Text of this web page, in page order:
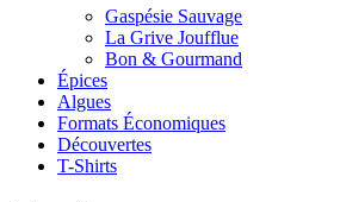
Gaspésie Sauvage
La Grive Joufflue
Bon & Gourmand
Épices
Algues
Formats Économiques
Découvertes
T-Shirts